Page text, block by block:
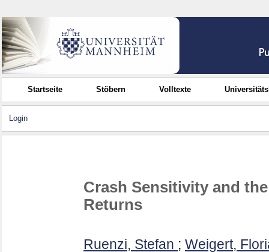
Startseite Stöbern Volltexte
Login
Crash Sensitivity and
Returns
Ruenzi, Stefan ; Weigert,